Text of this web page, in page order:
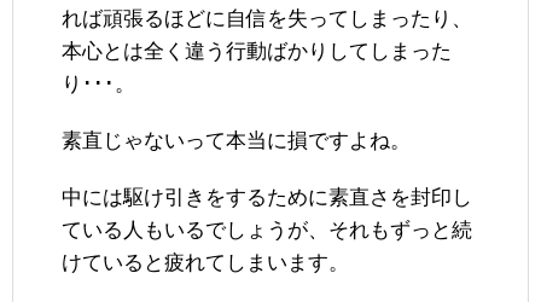
れば頑張るほどに自信を失ってしまったり、
本心とは全く違う行動ばかりしてしまった
り･･･。
素直じゃないって本当に損ですよね。
中には駆け引きをするために素直さを封印し
ている人もいるでしょうが、それもずっと続
けていると疲れてしまいます。